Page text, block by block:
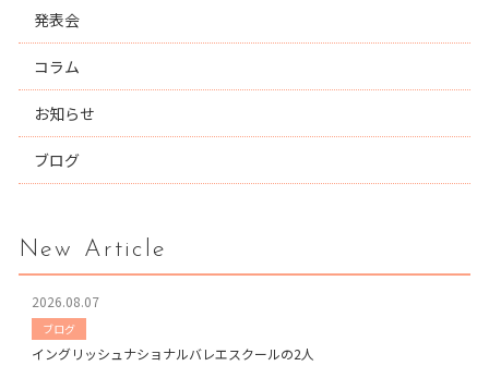
発表会
コラム
お知らせ
ブログ
New Article
2026.08.07
ブログ
イングリッシュナショナルバレエスクールの2人